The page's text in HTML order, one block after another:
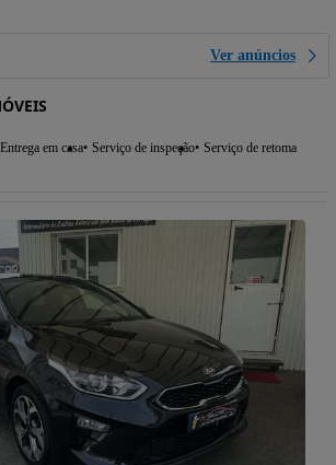
Ver anúncios
Entrega em casa Serviço de inspeção Serviço de retoma